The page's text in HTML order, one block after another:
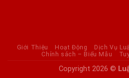
Giới Thiệu Hoạt Động Dịch Vụ
Chính sách – Biểu Mẫu
Copyright 2026 ©